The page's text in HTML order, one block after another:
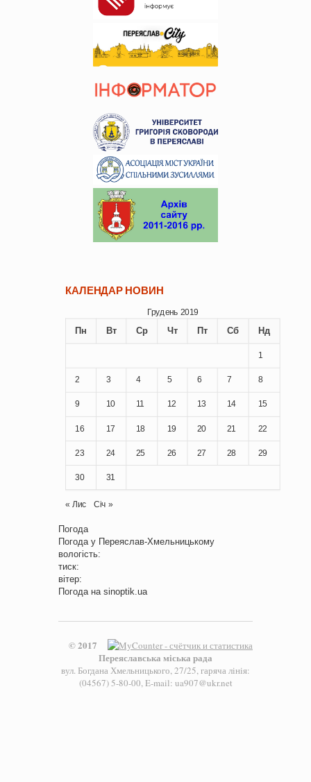
КАЛЕНДАР НОВИН
Грудень 2019
Пн Вт Ср Чт Пт Сб Нд
1
2 3 4 5 6 7 8
9 10 11 12 13 14 15
16 17 18 19 20 21 22
23 24 25 26 27 28 29
30 31
« Лис Січ »
Погода
Погода у Переяслав-Хмельницькому
вологість:
тиск:
вітер:
Погода на sinoptik.ua
© 2017
Переяславська міська рада
вул. Богдана Хмельницького, 27/25, гаряча лінія:
(04567) 5-80-00, E-mail: ua907@ukr.net